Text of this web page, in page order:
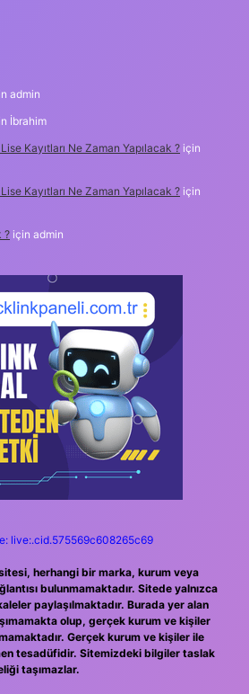
admin
İbrahim
Kayıtları Ne Zaman Yapılacak ? için
Kayıtları Ne Zaman Yapılacak ? için
? için admin
live:.cid.575569c608265c69
herhangi bir marka, kurum veya
bulunmamaktadır. Sitede yalnızca
paylaşılmaktadır. Burada yer alan
olup, gerçek kurum ve kişiler
Gerçek kurum ve kişiler ile
tesadüfidir. Sitemizdeki bilgiler taslak
taşımazlar.